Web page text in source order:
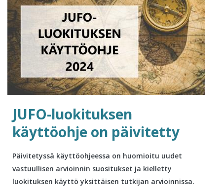
JUFO-luokituksen
käyttöohje on päivitetty
Päivitetyssä käyttöohjeessa on huomioitu uudet
vastuullisen arvioinnin suositukset ja kielletty
luokituksen käyttö yksittäisen tutkijan arvioinnissa.